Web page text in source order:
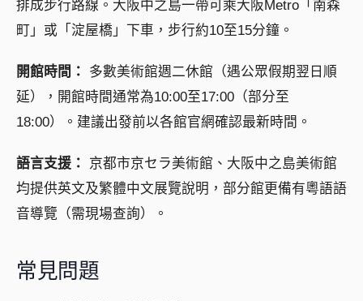
排成步行路線。大阪中之島一帶可乘大阪Metro「南森
町」或「淀屋橋」下車，步行約10至15分鐘。
開館時間：
多數美術館週二休館（遇公眾假期翌日順
延），開館時間通常為10:00至17:00（部分至
18:00）。建議出發前以各館官網確認最新時間。
語言支援：
京都市京セラ美術館、大阪中之島美術館
均提供英文及繁體中文展覽說明，部分館更備有粵語語
音導覽（需現場查詢）。
常見問題